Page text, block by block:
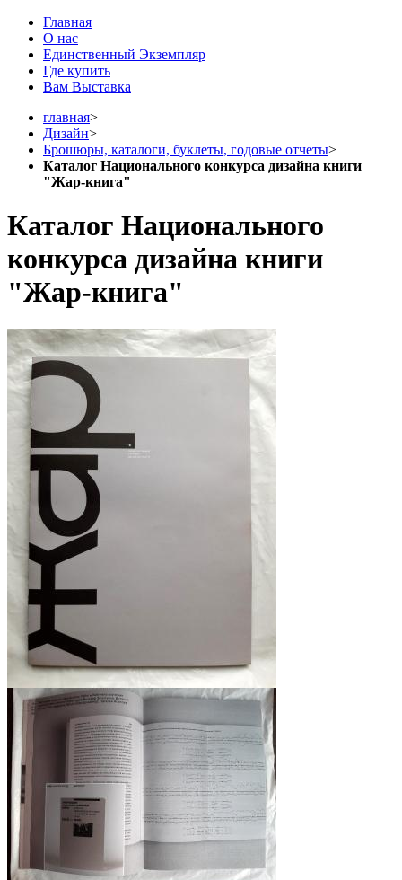
Главная
О нас
Единственный Экземпляр
Где купить
Вам Выставка
главная>
Дизайн>
Брошюры, каталоги, буклеты, годовые отчеты>
Каталог Национального конкурса дизайна книги
"Жар-книга"
Каталог Национального
конкурса дизайна книги
"Жар-книга"